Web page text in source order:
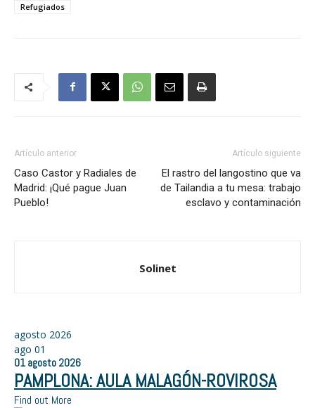
Refugiados
Artículo anterior
Caso Castor y Radiales de
Madrid: ¡Qué pague Juan
Pueblo!
Artículo siguiente
El rastro del langostino que va
de Tailandia a tu mesa: trabajo
esclavo y contaminación
Solinet
agosto 2026
ago 01
01 agosto 2026
PAMPLONA: AULA MALAGÓN-ROVIROSA
Find out More